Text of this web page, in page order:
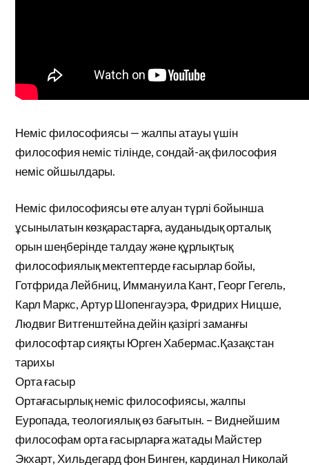
Неміс философиясы — жалпы атауы үшін
философия неміс тілінде, сондай-ақ философия
неміс ойшылдары.
Неміс философиясы өте алуан түрлі бойынша
ұсынылатын көзқарастарға, ауданыдық орталық
орын шеңберінде талдау және құрлықтық
философиялық мектептерде ғасырлар бойы,
Готфрида Лейбниц, Иммануила Кант, Георг Гегель,
Карл Маркс, Артур Шопенгауэра, Фридрих Ницше,
Людвиг Витгенштейна дейін қазіргі заманғы
философтар сияқты Юрген Хабермас.Қазақстан
тарихы
Орта ғасыр
Ортағасырлық неміс философиясы, жалпы
Еуропада, теологиялық өз бағытын. – Виднейшим
философам орта ғасырларға жатады Майстер
Экхарт, Хильдегард фон Бинген, кардинал Николай